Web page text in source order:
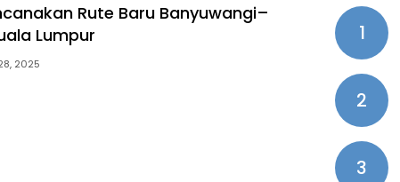
Rute Baru Banyuwangi–
Lumpur
2025
1
2
3